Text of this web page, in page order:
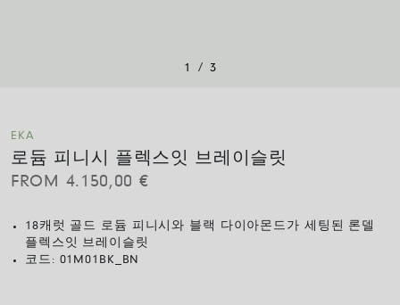
1 / 3
EKA
로듐 피니시 플렉스잇 브레이슬릿
FROM 4.150,00 €
18캐럿 골드 로듐 피니시와 블랙 다이아몬드가 세팅된 론델
플렉스잇 브레이슬릿
코드: 01M01BK_BN